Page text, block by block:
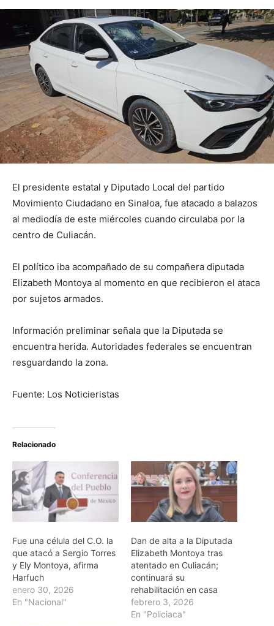
El presidente estatal y Diputado Local del partido
Movimiento Ciudadano en Sinaloa, fue atacado a balazos
al mediodía de este miércoles cuando circulaba por la
centro de Culiacán.
El político iba acompañado de su compañera diputada
Elizabeth Montoya al momento en que recibieron el ataca
por sujetos armados.
Información preliminar señala que la Diputada se
encuentra herida. Autoridades federales se encuentran
resguardando la zona.
Fuente: Los Noticieristas
Relacionado
Fue una célula del C.O. la
que atacó a Sergio Torres
y Ely Montoya, afirma
Harfuch
enero 30, 2026
En "Nacional"
Dan de alta a la Diputada
Elizabeth Montoya tras
atentado en Culiacán;
continuará su
rehabilitación en casa
febrero 3, 2026
En "Policiaca"